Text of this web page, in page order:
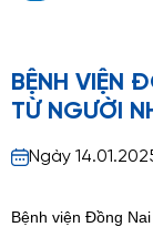
BỆNH VIỆN
TỪ NGƯỜI
Ngày
Bệnh viện Đồng